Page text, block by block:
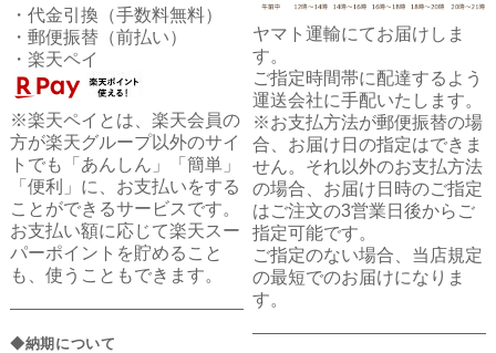
・代金引換（手数料無料）
・郵便振替（前払い）
・楽天ペイ
※楽天ペイとは、楽天会員の
方が楽天グループ以外のサイ
トでも「あんしん」「簡単」
「便利」に、お支払いをする
ことができるサービスです。
お支払い額に応じて楽天スー
パーポイントを貯めること
も、使うこともできます。
◆納期について
ヤマト運輸にてお届けしま
す。
ご指定時間帯に配達するよう
運送会社に手配いたします。
※お支払方法が郵便振替の場
合、お届け日の指定はできま
せん。それ以外のお支払方法
の場合、お届け日時のご指定
はご注文の3営業日後からご
指定可能です。
ご指定のない場合、当店規定
の最短でのお届けになりま
す。